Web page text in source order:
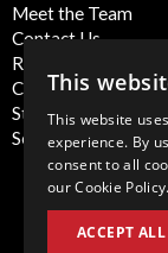
Meet the Team
Contact Us
Report Abuse
Compliance
Statement -
Seafarers
This
This website
experience. By
consent to all
our Cookie Policy.
ACCEPT ALL